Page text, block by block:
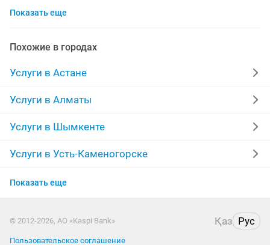
ремонт телевизоров
установка кондиционеров
вывоз мусора
ремонт окон ворота
диван грузоперевозки газель
тамада реставрация мебели
Показать еще
Похожие в городах
Услуги в Астане
Услуги в Алматы
Услуги в Шымкенте
Услуги в Усть-Каменогорске
Услуги в Актобе
Услуги в Таразе
Показать еще
© 2012-2026, АО «Kaspi Bank» Қаз Рус
Пользовательское соглашение